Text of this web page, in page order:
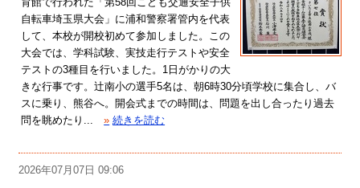
自転車埼玉県大会」に浦和警察署管内を代表
して、本校が開校初めて参加しました。この
大会では、学科試験、実技走行テストや安全
テストの3種目を行いました。1日がかりの大
きな行事です。辻南小の選手5名は、朝6時30分頃学校に集合し、バ
スに乗り、熊谷へ。開会式までの時間は、問題を出し合ったり過去
問を眺めたり...
» 続きを読む
2026年07月07日 09:06